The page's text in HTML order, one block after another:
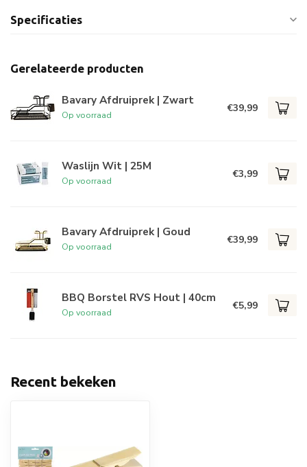
Specificaties
Gerelateerde producten
Bavary Afdruiprek | Zwart
Op voorraad
€39,99
Waslijn Wit | 25M
Op voorraad
€3,99
Bavary Afdruiprek | Goud
Op voorraad
€39,99
BBQ Borstel RVS Hout | 40cm
Op voorraad
€5,99
Recent bekeken